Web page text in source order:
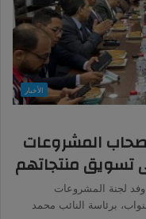
الأخبار
المشروعات
تسويق منتجاتهم
لجنة المشروعات
برئاسة النائب محمد